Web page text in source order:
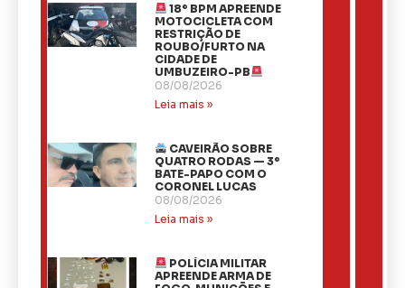
18º BPM APREENDE
MOTOCICLETA COM
RESTRIÇÃO DE
ROUBO/FURTO NA
CIDADE DE
UMBUZEIRO-PB
08/08/2026
Leia mais »
CAVEIRÃO SOBRE
QUATRO RODAS — 3º
BATE-PAPO COM O
CORONEL LUCAS
08/08/2026
Leia mais »
POLÍCIA MILITAR
APREENDE ARMA DE